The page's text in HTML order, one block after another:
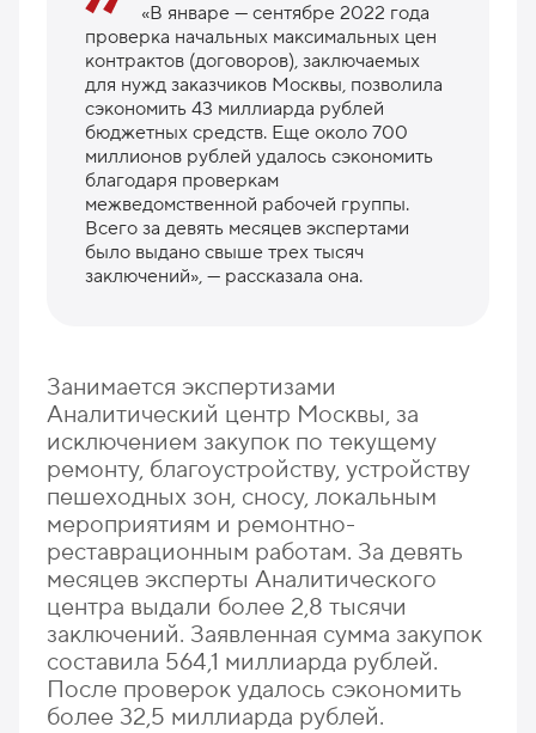
«В январе — сентябре 2022 года
проверка начальных максимальных цен
контрактов (договоров), заключаемых
для нужд заказчиков Москвы, позволила
сэкономить 43 миллиарда рублей
бюджетных средств. Еще около 700
миллионов рублей удалось сэкономить
благодаря проверкам
межведомственной рабочей группы.
Всего за девять месяцев экспертами
было выдано свыше трех тысяч
заключений», — рассказала она.
Занимается экспертизами
Аналитический центр Москвы, за
исключением закупок по текущему
ремонту, благоустройству, устройству
пешеходных зон, сносу, локальным
мероприятиям и ремонтно-
реставрационным работам. За девять
месяцев эксперты Аналитического
центра выдали более 2,8 тысячи
заключений. Заявленная сумма закупок
составила 564,1 миллиарда рублей.
После проверок удалось сэкономить
более 32,5 миллиарда рублей.